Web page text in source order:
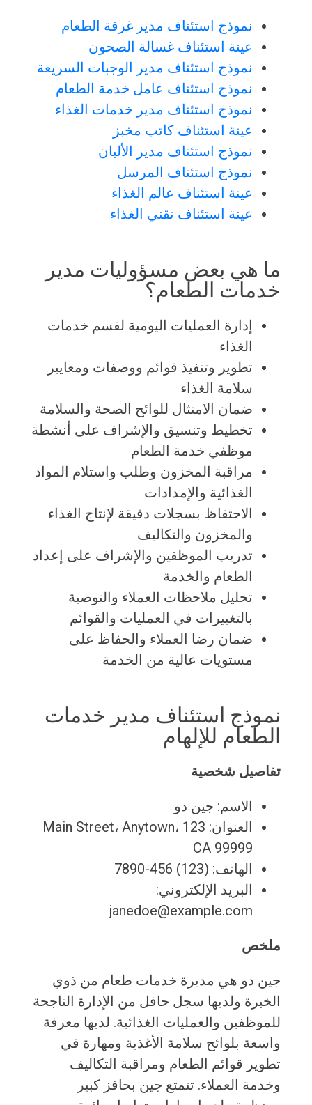
نموذج استئناف مدير غرفة الطعام
عينة استئناف غسالة الصحون
نموذج استئناف مدير الوجبات السريعة
نموذج استئناف عامل خدمة الطعام
نموذج استئناف مدير خدمات الغذاء
عينة استئناف كاتب مخبز
نموذج استئناف مدير الألبان
نموذج استئناف المرسل
عينة استئناف عالم الغذاء
عينة استئناف تقني الغذاء
ما هي بعض مسؤوليات مدير
خدمات الطعام؟
إدارة العمليات اليومية لقسم خدمات
الغذاء
تطوير وتنفيذ قوائم ووصفات ومعايير
سلامة الغذاء
ضمان الامتثال للوائح الصحة والسلامة
تخطيط وتنسيق والإشراف على أنشطة
موظفي خدمة الطعام
مراقبة المخزون وطلب واستلام المواد
الغذائية والإمدادات
الاحتفاظ بسجلات دقيقة لإنتاج الغذاء
والمخزون والتكاليف
تدريب الموظفين والإشراف على إعداد
الطعام والخدمة
تحليل ملاحظات العملاء والتوصية
بالتغييرات في العمليات والقوائم
ضمان رضا العملاء والحفاظ على
مستويات عالية من الخدمة
نموذج استئناف مدير خدمات
الطعام للإلهام
تفاصيل شخصية
الاسم: جين دو
العنوان: 123 Main Street، Anytown،
CA 99999
الهاتف: (123) 456-7890
البريد الإلكتروني:
janedoe@example.com
ملخص
جين دو هي مديرة خدمات طعام من ذوي
الخبرة ولديها سجل حافل من الإدارة الناجحة
للموظفين والعمليات الغذائية. لديها معرفة
واسعة بلوائح سلامة الأغذية ومهارة في
تطوير قوائم الطعام ومراقبة التكاليف
وخدمة العملاء. تتمتع جين بحافز كبير